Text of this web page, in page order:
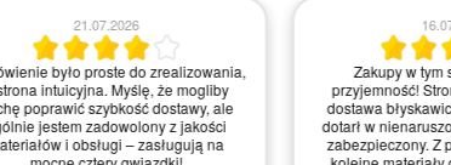
proste do zrealizowania,
Myślę, że mogliby
szybkość dostawy, ale
zadowolony z jakości
– zasługują na
Zakupy w tym sklepie to
przyjemność! Strona jest
dostawa błyskawiczna.
dotarł w nienaruszonym
zabezpieczony. Z pewnością